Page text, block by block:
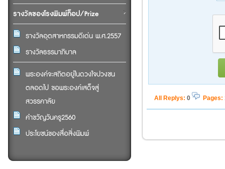
รางวัลของโรงพิมพ์ท็อป/Prize
รางวัลอุตสาหกรรมดีเด่น พ.ศ.2557
รางวัลธรรมาภิบาล
พระองค์จะสถิตอยู่ในดวงใจปวงชน
ตลอดไป ขอพระองค์เสด็จสู่
สวรรคาลัย
คำขวัญวันครู2560
ประโยชน์ของสื่อสิ่งพิมพ์
All Replys: 0 Pages: